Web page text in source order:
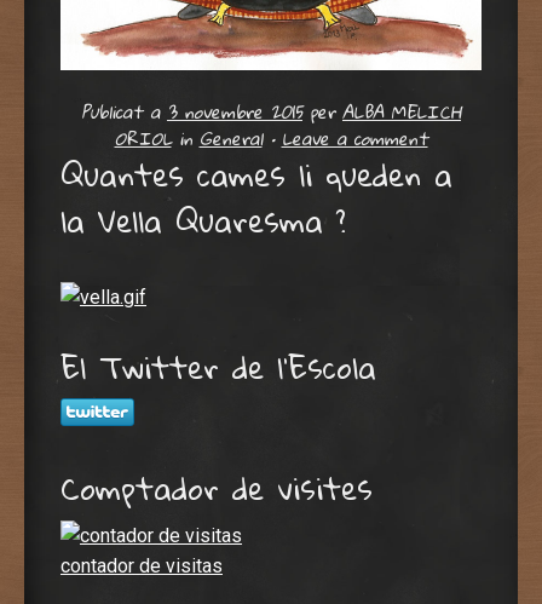
Publicat a3 novembre 2015perALBA MELICH
ORIOL inGeneral •Leave a comment
Quantes cames li queden a
la Vella Quaresma ?
El Twitter de l’Escola
Comptador de visites
contador de visitas